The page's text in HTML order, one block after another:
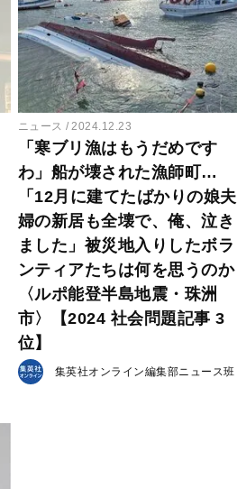
ニュース 2024.12.23
「寒ブリ漁はもうだめです
わ」船が壊された漁師町…
「12月に建てたばかりの娘夫
婦の新居も全壊で、俺、泣き
ました」被災地入りしたボラ
ンティアたちは何を思うのか
〈ルポ能登半島地震・珠洲
市〉【2024 社会問題記事 3
位】
集英社オンライン編集部ニュース班